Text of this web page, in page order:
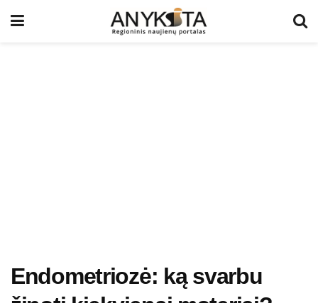
Endometriozė: ką svarbu